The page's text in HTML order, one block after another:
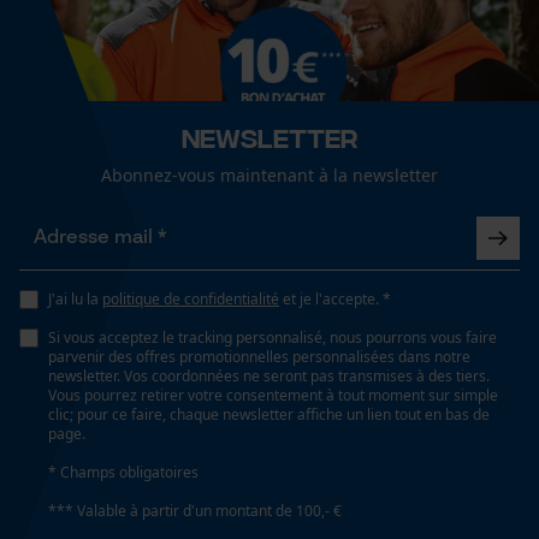
Optique/motif
Type A
Classe de protection contre les coupures
classe 1 pour une vitesse de chaîne allant jusqu'à 20
m/s
poches arrière, poches à fermeture éclair, poches
pour téléphone portable, poches en filet ou en mesh,
Newsletter
Abonnez-vous maintenant à la newsletter
J'ai lu la politique de confidentialité et je l'accepte. *
Si vous acceptez le tracking personnalisé, nous pourrons vous faire
parvenir des offres promotionnelles personnalisées dans notre
newsletter. Vos coordonnées ne seront pas transmises à des tiers.
Vous pourrez retirer votre consentement à tout moment sur simple
clic; pour ce faire, chaque newsletter affiche un lien tout en bas de
page.
* Champs obligatoires
*** Valable à partir d'un montant de 100,- €
fonctionnalité
Loop54 Personalization
Page d'accueil personnalisée
Géo-IP et détection des
utilisateurs
Vidéos YouTube
Google Maps
Prise de contact par chat
Cookies marketing